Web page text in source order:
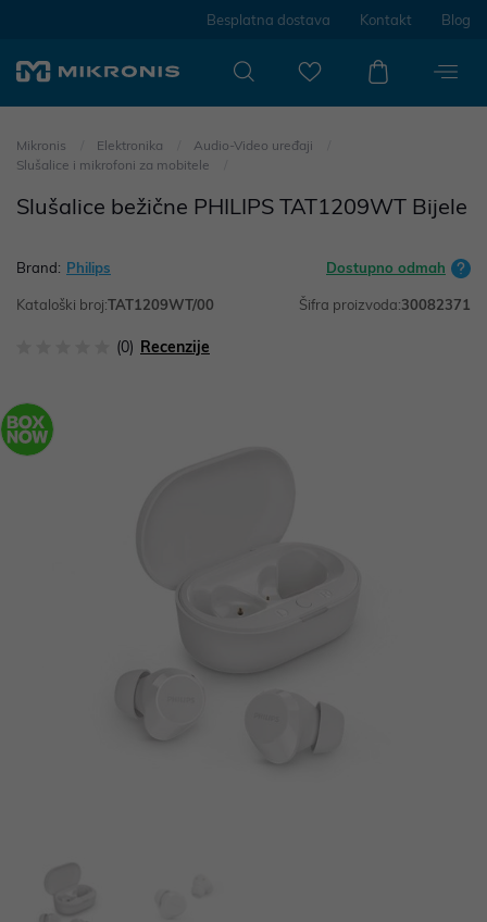
Besplatna dostava Kontakt Blog
Mikronis Elektronika
Audio-Video uređaji
Slušalice i mikrofoni za mobitele
Slušalice bežične PHILIPS TAT1209WT Bijele
Brand: Philips Dostupno odmah
Kataloški broj:TAT1209WT/00 Šifra proizvoda:30082371
(0) Recenzije